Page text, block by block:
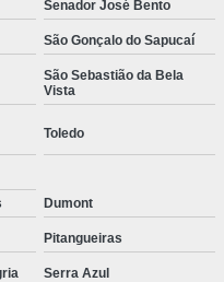
Social
Fábrica de Camisa Social
Masculina
Social
Masculina Online
Masculina Executivo
Virtual Moda Masculina
Senador José Bento
São Gonçalo do Sapucaí
São Sebastião da Bela
Vista
Toledo
Dumont
Pitangueiras
Serra Azul